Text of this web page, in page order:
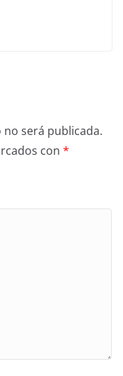
será publicada.
con *